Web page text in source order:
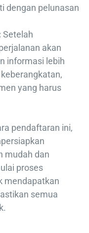
dengan pelunasan
Setelah
akan
informasi lebih
yang harus
pendaftaran ini,
mudah dan
proses
mendapatkan
semua